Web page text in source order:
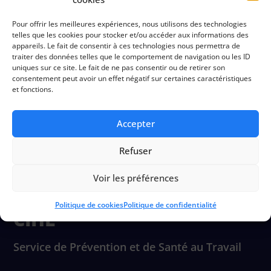
Pour offrir les meilleures expériences, nous utilisons des technologies
telles que les cookies pour stocker et/ou accéder aux informations des
appareils. Le fait de consentir à ces technologies nous permettra de
traiter des données telles que le comportement de navigation ou les ID
uniques sur ce site. Le fait de ne pas consentir ou de retirer son
consentement peut avoir un effet négatif sur certaines caractéristiques
et fonctions.
Accepter
Refuser
Voir les préférences
Politique de cookiesPolitique de confidentialité
Préconisations
Documentation
CIHL
Service de Prévention et de Santé au Travail